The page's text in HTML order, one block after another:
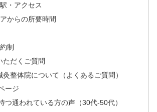
・アクセス
からの所要時間
制
ただくご質問
灸整体院について（よくあるご質問）
ージ
つ通われている方の声（30代-50代）